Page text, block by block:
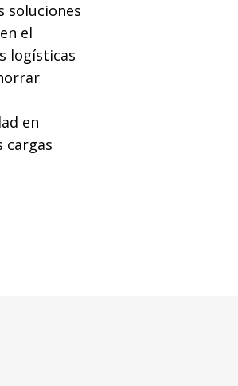
soluciones
el
logísticas
en
cargas